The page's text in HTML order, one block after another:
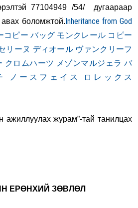
77104949 /54/ дугаараар
боломжтой.Inheritance from God
コピー バッグ モンクレール コピー
リーヌ ディオール ヴァンクリーフ
クロムハーツ メゾンマルジェラ バ
ノースフェイス
ロレックス
журам”-тай танилцах
ЕРӨНХИЙ ЗӨВЛӨЛ